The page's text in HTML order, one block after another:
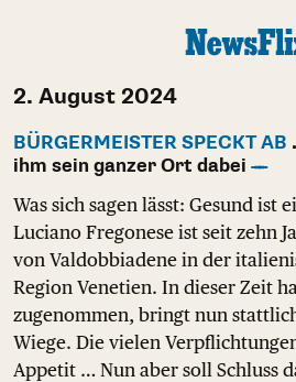
2. August 2024
BÜRGERMEISTER SPECKT AB
ihm sein ganzer Ort dabei
Was sich sagen lässt: Gesund ist
Luciano Fregonese ist seit zehn
von Valdobbiadene in der
Region Venetien. In dieser Zeit
zugenommen, bringt nun
Wiege. Die vielen
Appetit … Nun aber soll Schluss